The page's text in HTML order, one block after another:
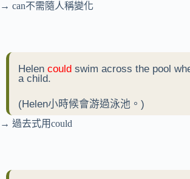
→ can不需隨人稱變化
Helen could swim across the pool
a child.
(Helen小時候會游過泳池。)
→ 過去式用could